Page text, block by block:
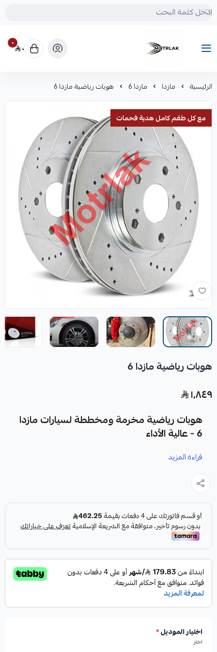
Motrlak
٠ ٠
الرئيسية مازدا مازدا 6 هوبات رياضية مازدا 6
مع كل طقم كامل هدية فحمات
هوبات رياضية مازدا 6
١٬٨٤٩
هوبات رياضية مخرمة ومخططة لسيارات مازدا
6 - عالية الأداء
نوفر لكهوبات رياضية مخرمة ومخططة
الفرامل لديك.
المواصفات والمميزات:
✓تصميم رياضي مخرم ومخطط لزيادة الأداء.
قراءة المزيد
اختيار الموديل*
اختر